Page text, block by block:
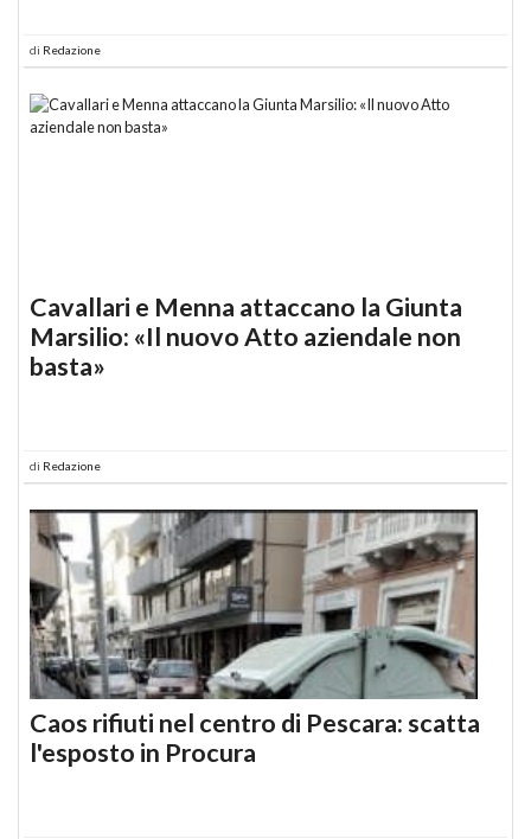
di Redazione
Cavallari e Menna attaccano la Giunta
Marsilio: «Il nuovo Atto aziendale non
basta»
di Redazione
Caos rifiuti nel centro di Pescara: scatta
l'esposto in Procura